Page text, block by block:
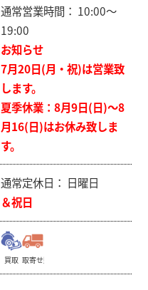
通常営業時間： 10:00〜
19:00
お知らせ
7月20日(月・祝)は営業致
します。
夏季休業：8月9日(日)〜8
月16(日)はお休み致しま
す。
通常定休日： 日曜日
＆祝日
買取 取寄せ販売